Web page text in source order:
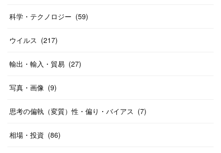
科学・テクノロジー (59)
ウイルス (217)
輸出・輸入・貿易 (27)
写真・画像 (9)
思考の偏執（変質）性・偏り・バイアス (7)
相場・投資 (86)